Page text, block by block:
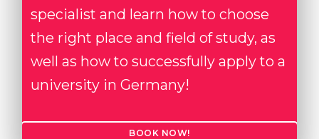
specialist and learn how to choose
the right place and field of study, as
well as how to successfully apply to a
university in Germany!
BOOK NOW!